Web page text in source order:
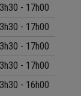
- 17h00
- 17h00
- 17h00
- 17h00
- 16h00